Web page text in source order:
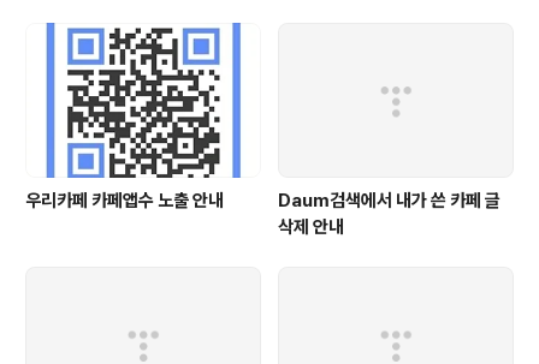
우리카페 카페앱수 노출 안내
Daum검색에서 내가 쓴 카페 글
삭제 안내